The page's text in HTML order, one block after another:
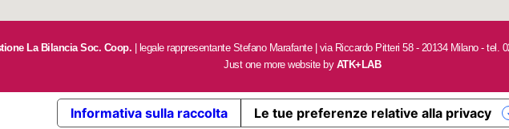
La Bilancia Soc. Coop. | legale rappresentante Stefano Marafante | via Riccardo Pitteri 58 - 20134 Milano - tel.
Just one more website by ATK+LAB
Informativa sulla raccolta Le tue preferenze relative alla privacy